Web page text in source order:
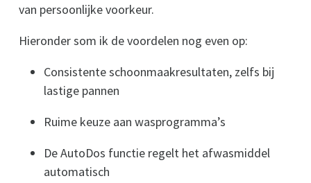
van persoonlijke voorkeur.
Hieronder som ik de voordelen nog even op:
Consistente schoonmaakresultaten, zelfs bij
lastige pannen
Ruime keuze aan wasprogramma’s
De AutoDos functie regelt het afwasmiddel
automatisch